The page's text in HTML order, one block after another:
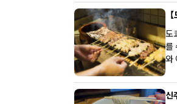
도
를
와
신